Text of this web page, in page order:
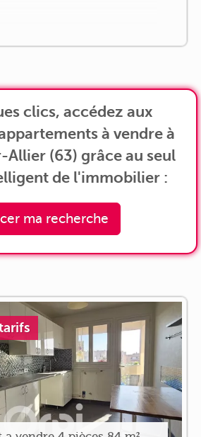
clics, accédez aux
à vendre à
(63) grâce au seul
de l'immobilier :
ma recherche